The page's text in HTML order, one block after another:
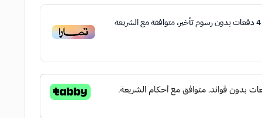
4دفعات بدون رسوم تأخير، متوافقة مع الشريعة